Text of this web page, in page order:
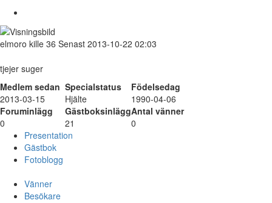
elmoro kille 36 Senast 2013-10-22 02:03
tjejer suger
Medlem sedan Specialstatus
Födelsedag
2013-03-15
Hjälte
1990-04-06
Foruminlägg
GästboksinläggAntal vänner
0
21
0
Presentation
Gästbok
Fotoblogg
Vänner
Besökare